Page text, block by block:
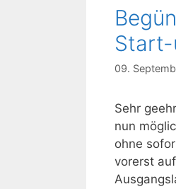
Start-
09.
Sehr
nun
ohne
vorerst